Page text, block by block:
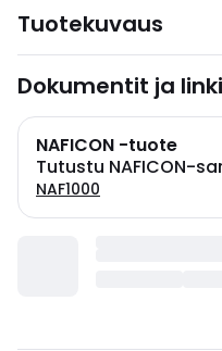
Tuotekuvaus
Dokumentit ja
NAFICON -tuote
Tutustu NAFICON-
NAF1000